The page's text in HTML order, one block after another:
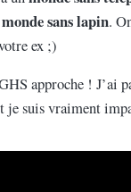
monde sans lapin.
ex ;)
approche ! J’ai
je suis vraiment